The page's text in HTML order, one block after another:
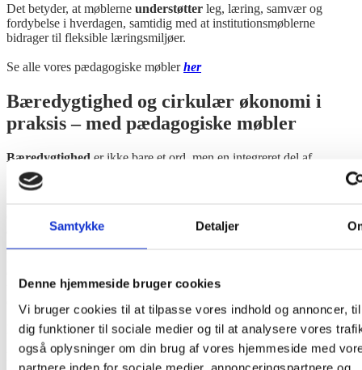
Samtykke Detaljer
Denne hjemmeside bruger cookies
Vi bruger cookies til at tilpasse vores indhold og annoncer,
dig funktioner til sociale medier og til at analysere vores
også oplysninger om din brug af vores hjemmeside med
partnere inden for sociale medier, annonceringspartnere og
Det betyder, at møblerne understøtter leg, læring, samvær og
fordybelse i hverdagen, samtidig med at institutionsmøblerne
bidrager til fleksible læringsmiljøer.
Se alle vores pædagogiske møblerher
Bæredygtighed og cirkulær økonomi i
praksis – med pædagogiske møbler
Bæredygtighed er ikke bare et ord, men en integreret del af
Klarskov møbler´s tilgang til design af pædagogiske møbler. De
fleste af Klarskov´s institutionsmøbler er fremstillet så de er
ansvarligt materialevalg.
understøtter encirkulær økonomimed institutionsmøbler,
der både
reducerer affald og ressourceforbrug.
Læs om svanemærkning af møblerher
Læs mere om genbrug og reparation af møblerher